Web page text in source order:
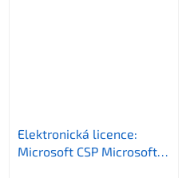
Elektronická licence:
Microsoft CSP Microsoft